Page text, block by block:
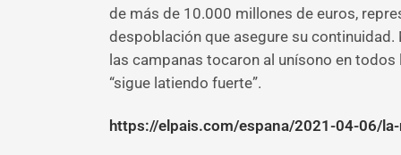
de más de 10.000 millones de euros,
despoblación que asegure su
las campanas tocaron al unísono en
“sigue latiendo fuerte”.
https://elpais.com/espana/2021-04-06/